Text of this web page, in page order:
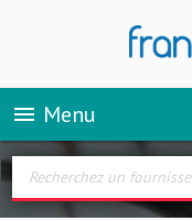
menu Menu